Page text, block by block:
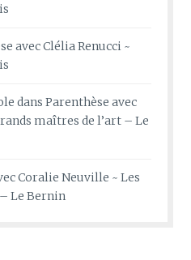
avec Clélia Renucci ~
dansParenthèse avec
maîtres de l’art – Le
Coralie Neuville ~ Les
Le Bernin